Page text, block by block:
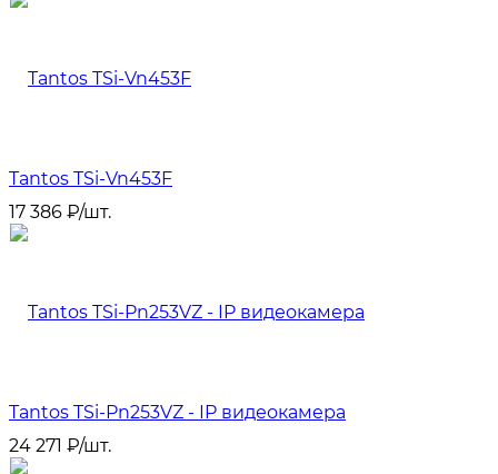
Tantos TSi-Vn453F
17 386 ₽/шт.
Tantos TSi-Pn253VZ - IP видеокамера
24 271 ₽/шт.